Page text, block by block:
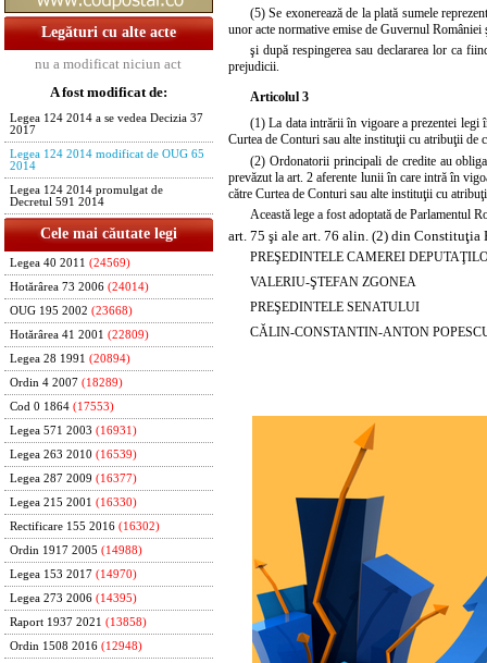
Legături cu alte acte
nu a modificat niciun act
A fost modificat de:
Legea 124 2014 a se vedea Decizia 37
2017
Legea 124 2014 modificat de OUG 65
2014
Legea 124 2014 promulgat de
Decretul 591 2014
Cele mai căutate legi
Legea 40 2011 (24569)
Hotărârea 73 2006 (24014)
OUG 195 2002 (23668)
Hotărârea 41 2001 (22809)
Legea 28 1991 (20894)
Ordin 4 2007 (18289)
Cod 0 1864 (17553)
Legea 571 2003 (16931)
Legea 263 2010 (16539)
Legea 287 2009 (16377)
Legea 215 2001 (16330)
Rectificare 155 2016 (16302)
Ordin 1917 2005 (14988)
Legea 153 2017 (14970)
Legea 273 2006 (14395)
Raport 1937 2021 (13858)
Ordin 1508 2016 (12948)
(5) Se exonerează de la plată sumele
unor acte normative emise de Guvernul
şi după respingerea sau declararea lor ca
prejudicii.
Articolul 3
(1) La data intrării în vigoare a prezentei legi
Curtea de Conturi sau alte instituţii cu atribuţii de
(2) Ordonatorii principali de credite au
prevăzut laart. 2 aferente lunii în care intră în
către Curtea de Conturi sau alte instituţii cu
Această lege a fost adoptată de Parlamentul
art. 75 şi ale art. 76 alin. (2) din Constituţia
PREŞEDINTELE CAMEREI
VALERIU-ŞTEFAN ZGONEA
PREŞEDINTELE SENATULUI
CĂLIN-CONSTANTIN-ANTON